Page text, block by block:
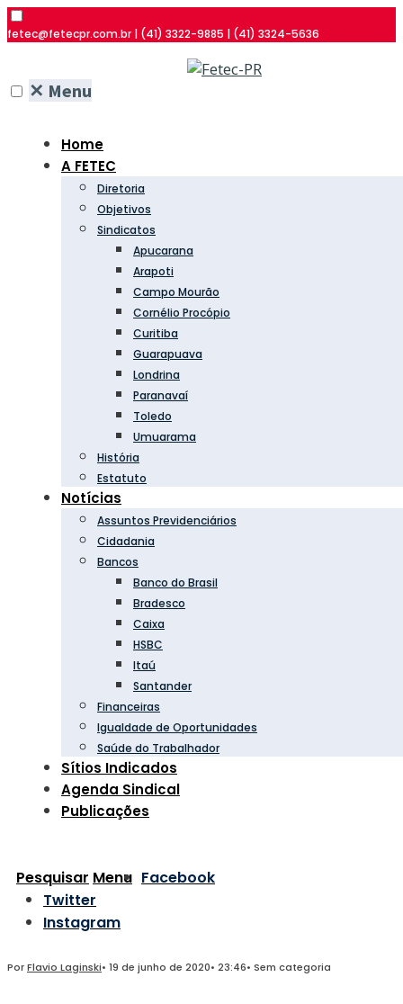
fetec@fetecpr.com.br | (41) 3322-9885 | (41) 3324-5636
✕ Menu
Home
A FETEC
Diretoria
Objetivos
Sindicatos
Apucarana
Arapoti
Campo Mourão
Cornélio Procópio
Curitiba
Guarapuava
Londrina
Paranavaí
Toledo
Umuarama
História
Estatuto
Notícias
Assuntos Previdenciários
Cidadania
Bancos
Banco do Brasil
Bradesco
Caixa
HSBC
Itaú
Santander
Financeiras
Igualdade de Oportunidades
Saúde do Trabalhador
Sítios Indicados
Agenda Sindical
Publicações
Pesquisar Menu Facebook
Twitter
Instagram
PorFlavio Laginski• 19 de junho de 2020• 23:46• Sem categoria